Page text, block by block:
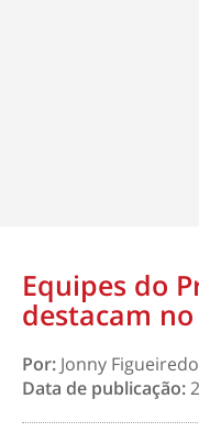
Equipes do
destacam
Por: Jonny Figueiredo
Data de publicação: